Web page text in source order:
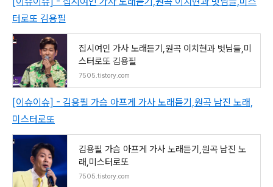
터로또 김용필
집시여인 가사 노래듣기,원곡 이치현과 벗님들,미
스터로또 김용필
7505.tistory.com
[이슈이슈] - 김용필 가슴 아프게 가사 노래듣기,원곡 남진 노래,
미스터로또
김용필 가슴 아프게 가사 노래듣기,원곡 남진 노
래,미스터로또
7505.tistory.com